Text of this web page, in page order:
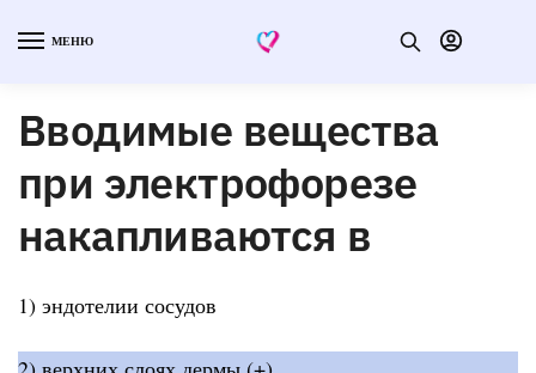
МЕНЮ
Вводимые вещества
при электрофорезе
накапливаются в
1) эндотелии сосудов